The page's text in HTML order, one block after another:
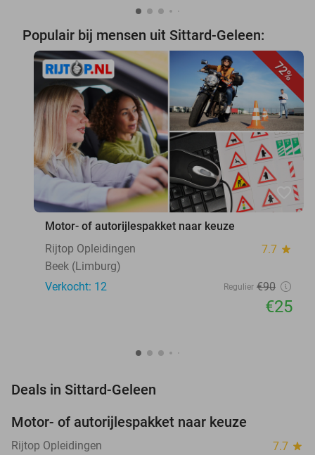
Populair bij mensen uit Sittard-Geleen:
72%
favorite_border
Motor- of autorijlespakket naar keuze
Rijtop Opleidingen
7.7 star
Beek (Limburg)
Verkocht: 12
Regulier €90
€25
Deals in Sittard-Geleen
Motor- of autorijlespakket naar keuze
Rijtop Opleidingen 7.7 star